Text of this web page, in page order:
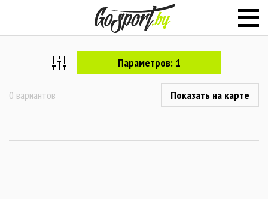
Параметров: 1
0 вариантов Показать на карте